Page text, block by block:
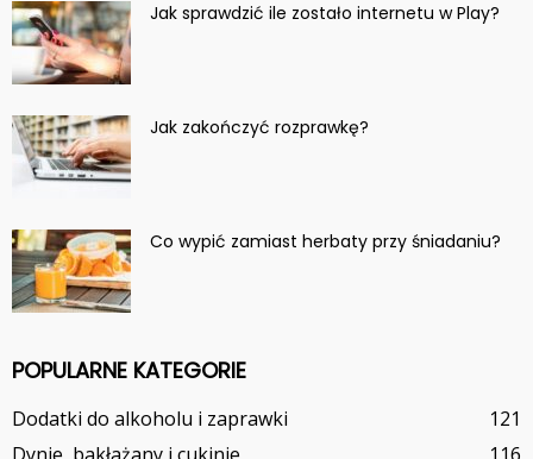
Jak sprawdzić ile zostało internetu w Play?
Jak zakończyć rozprawkę?
Co wypić zamiast herbaty przy śniadaniu?
POPULARNE KATEGORIE
Dodatki do alkoholu i zaprawki
121